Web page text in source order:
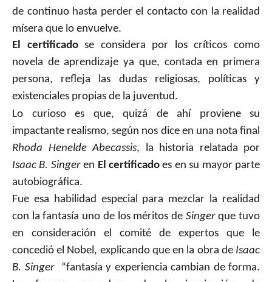
de continuo hasta perder el contacto con la realidad
mísera que lo envuelve.
El certificadose considera por los críticos como
novela de aprendizaje ya que, contada en primera
persona, refleja las dudas religiosas, políticas y
existenciales propias de la juventud.
Lo curioso es que, quizá de ahí proviene su
impactante realismo, según nos dice en una nota final
Rhoda Henelde Abecassis, la historia relatada por
Isaac B. Singer en El certificadoes en su mayor parte
autobiográfica.
Fue esa habilidad especial para mezclar la realidad
con la fantasía uno de los méritos de Singerque tuvo
en consideración el comité de expertos que le
concedió el Nobel, explicando que en la obra de Isaac
B. Singer
“fantasía y experiencia cambian de forma.